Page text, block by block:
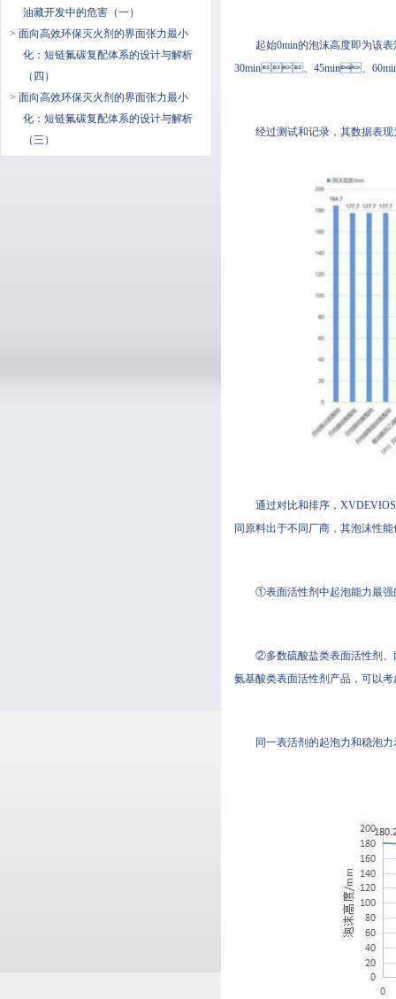
油藏开发中的危害（一）
> 面向高效环保灭火剂的界面张力最小
化：短链氟碳复配体系的设计与解析
（四）
> 面向高效环保灭火剂的界面张力最小
化：短链氟碳复配体系的设计与解析
（三）
起始0min的泡沫高度即为该表
30min、45min、60min泡沫
经过测试和记录，其数据表现为
通过对比和排序，
同原料出于不同厂商，其泡沫
①表面活性剂中起泡能力最强
②多数硫酸盐类表面活性剂、
氨基酸类表面活性剂产品，可
同一表活剂的起泡力和稳泡力